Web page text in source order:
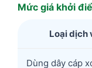
Mức giá khởi
Loại dịch
Dùng dây cáp